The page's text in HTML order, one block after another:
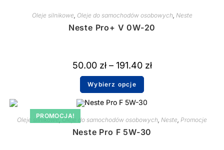
Oleje silnikowe Oleje do samochodów osobowych, Neste
Neste Pro+ V 0W-20
50.00 zł – 191.40 zł
Wybierz opcje
PROMOCJA!
Oleje silnikowe,Oleje do samochodów osobowych, Neste, Promocje
Neste Pro F 5W-30